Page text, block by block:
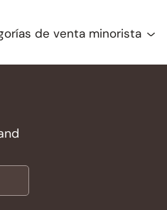
de venta minorista